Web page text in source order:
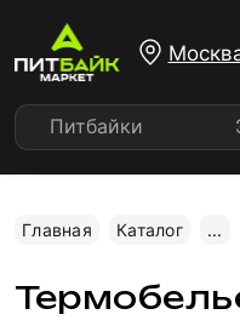
Питбайки
Главная Каталог ...